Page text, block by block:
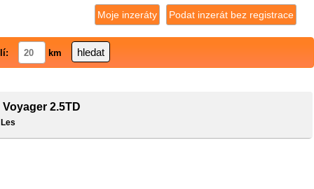
Podat inzerát bez registrace
Moje inzeráty
km
2.5TD